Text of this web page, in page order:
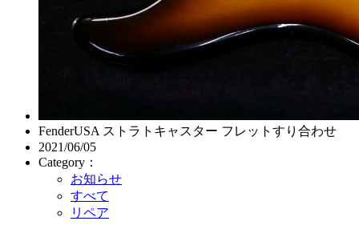
FenderUSA ストラトキャスター フレットすり合わせ
2021/06/05
Category：
お知らせ
すべて
リペア